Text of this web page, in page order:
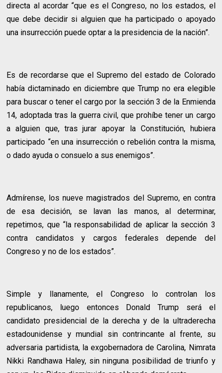
directa al acordar “que es el Congreso, no los estados, el
que debe decidir si alguien que ha participado o apoyado
una insurrección puede optar a la presidencia de la nación”.
Es de recordarse que el Supremo del estado de Colorado
había dictaminado en diciembre que Trump no era elegible
para buscar o tener el cargo por la sección 3 de la Enmienda
14, adoptada tras la guerra civil, que prohíbe tener un cargo
a alguien que, tras jurar apoyar la Constitución, hubiera
participado “en una insurrección o rebelión contra la misma,
o dado ayuda o consuelo a sus enemigos”.
Admírense, los nueve magistrados del Supremo, en contra
de esa decisión, se lavan las manos, al determinar,
repetimos, que “la responsabilidad de aplicar la sección 3
contra candidatos y cargos federales depende del
Congreso y no de los estados”.
Simple y llanamente, el Congreso lo controlan los
republicanos, luego entonces Donald Trump será el
candidato presidencial de la derecha y de la ultraderecha
estadounidense y mundial sin contrincante al frente, su
adversaria partidista, la exgobernadora de Carolina, Nimrata
Nikki Randhawa Haley, sin ninguna posibilidad de triunfo y